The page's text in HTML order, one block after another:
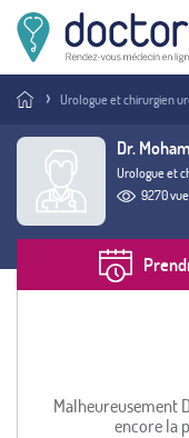
Urologue et chirurgien
Dr.
Urologue et
9270
Malheureusement
encore la